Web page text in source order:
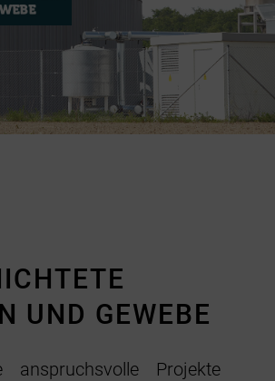
UND GEWEBE
anspruchsvolle Projekte